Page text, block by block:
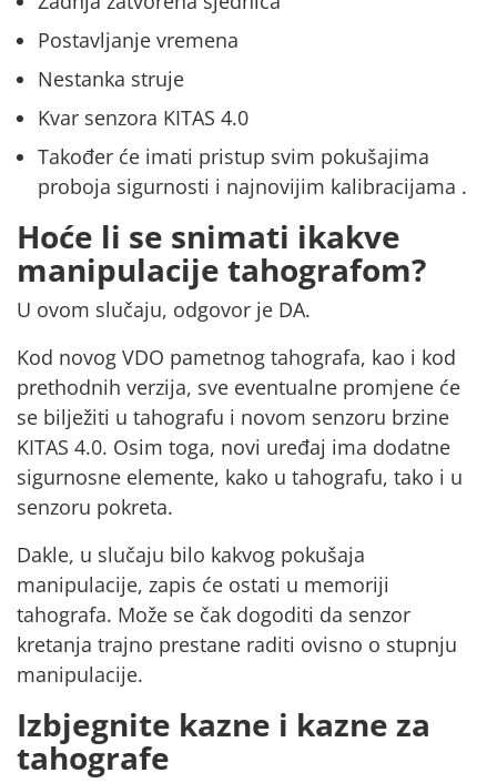
Postavljanje vremena
Nestanka struje
Kvar senzora KITAS 4.0
Također će imati pristup svim pokušajima
proboja sigurnosti i najnovijim kalibracijama .
Hoće li se snimati ikakve
manipulacije tahografom?
U ovom slučaju, odgovor je DA.
Kod novog VDO pametnog tahografa, kao i kod
prethodnih verzija, sve eventualne promjene će
se bilježiti u tahografu i novom senzoru brzine
KITAS 4.0. Osim toga, novi uređaj ima dodatne
sigurnosne elemente, kako u tahografu, tako i u
senzoru pokreta.
Dakle, u slučaju bilo kakvog pokušaja
manipulacije, zapis će ostati u memoriji
tahografa. Može se čak dogoditi da senzor
kretanja trajno prestane raditi ovisno o stupnju
manipulacije.
Izbjegnite kazne i kazne za
tahografe